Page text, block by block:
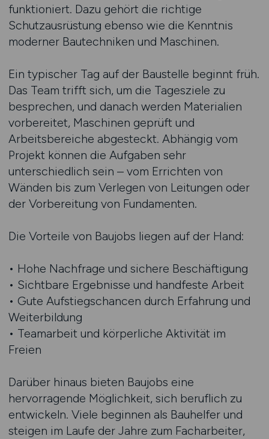
funktioniert. Dazu gehört die richtige
Schutzausrüstung ebenso wie die Kenntnis
moderner Bautechniken und Maschinen.
Ein typischer Tag auf der Baustelle beginnt früh.
Das Team trifft sich, um die Tagesziele zu
besprechen, und danach werden Materialien
vorbereitet, Maschinen geprüft und
Arbeitsbereiche abgesteckt. Abhängig vom
Projekt können die Aufgaben sehr
unterschiedlich sein – vom Errichten von
Wänden bis zum Verlegen von Leitungen oder
der Vorbereitung von Fundamenten.
Die Vorteile von Baujobs liegen auf der Hand:
• Hohe Nachfrage und sichere Beschäftigung
• Sichtbare Ergebnisse und handfeste Arbeit
• Gute Aufstiegschancen durch Erfahrung und
Weiterbildung
• Teamarbeit und körperliche Aktivität im
Freien
Darüber hinaus bieten Baujobs eine
hervorragende Möglichkeit, sich beruflich zu
entwickeln. Viele beginnen als Bauhelfer und
steigen im Laufe der Jahre zum Facharbeiter,